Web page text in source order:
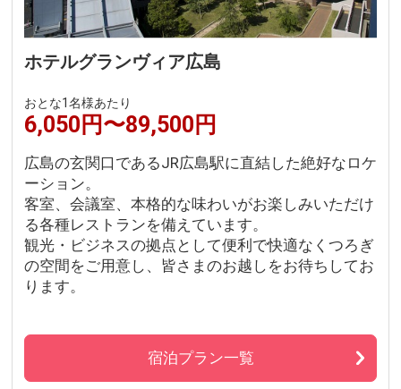
ホテルグランヴィア広島
おとな1名様あたり
6,050円〜89,500円
広島の玄関口であるJR広島駅に直結した絶好なロケ
ーション。
客室、会議室、本格的な味わいがお楽しみいただけ
る各種レストランを備えています。
観光・ビジネスの拠点として便利で快適なくつろぎ
の空間をご用意し、皆さまのお越しをお待ちしてお
ります。
宿泊プラン一覧